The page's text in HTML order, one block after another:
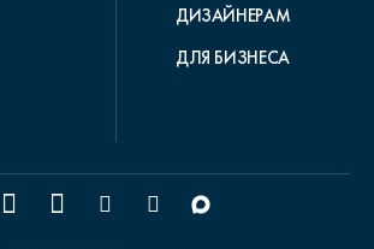
ДИЗАЙНЕРАМ
ДЛЯ БИЗНЕСА